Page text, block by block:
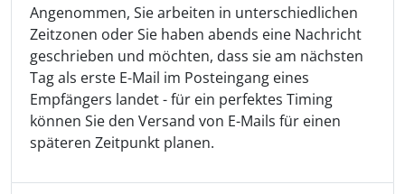
Angenommen, Sie arbeiten in unterschiedlichen
Zeitzonen oder Sie haben abends eine Nachricht
geschrieben und möchten, dass sie am nächsten
Tag als erste E-Mail im Posteingang eines
Empfängers landet - für ein perfektes Timing
können Sie den Versand von E-Mails für einen
späteren Zeitpunkt planen.